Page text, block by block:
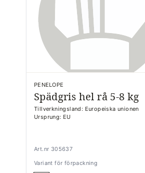
PENELOPE
Spädgris hel rå 5-8 kg
Tillverkningsland: Europeiska unionen
Ursprung: EU
Art.nr 305637
Variant för förpackning